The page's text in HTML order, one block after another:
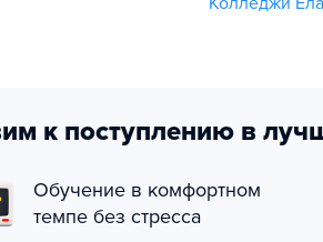
к поступлению в
Обучение в комфортном
темпе без стресса